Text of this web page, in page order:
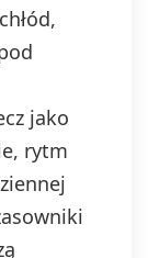
jako
rytm